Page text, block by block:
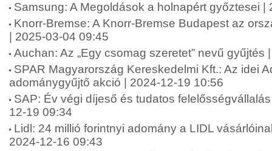
Samsung: A Megoldások a holnapért győztesei |
Knorr-Bremse: A Knorr-Bremse Budapest az
| 2025-03-04 09:45
Auchan: Az „Egy csomag szeretet” nevű gyűjtés
SPAR Magyarország Kereskedelmi Kft.: Az idei
adománygyűjtő akció | 2024-12-19 10:56
SAP: Év végi díjeső és tudatos
12-19 09:34
Lidl: 24 millió forintnyi adomány a LIDL
2024-12-16 09:43